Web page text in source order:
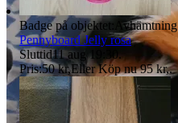
Badge på objektet: Avhämtning
Pennyboard Jelly rosa
Sluttid11 aug 19:30.
Pris:50 kr,Eller Köp nu 95 kr,.